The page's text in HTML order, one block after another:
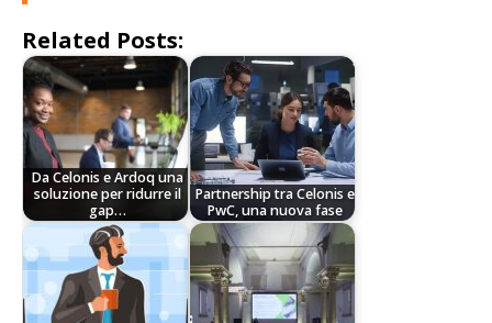
Related Posts:
Da Celonis e Ardoq una
soluzione per ridurre il
gap…
Partnership tra Celonis e
PwC, una nuova fase